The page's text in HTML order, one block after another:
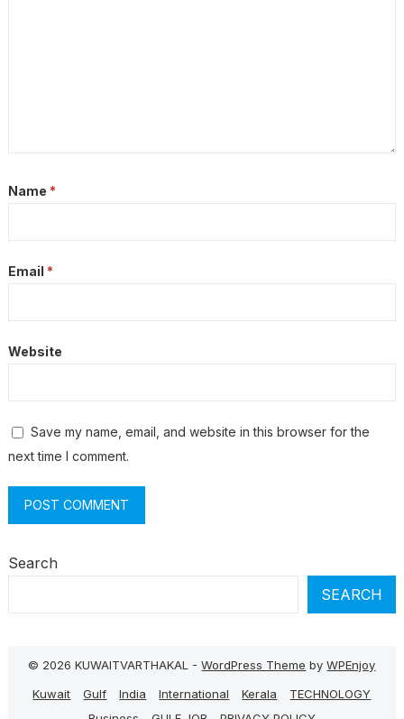
Name *
Email *
Website
Save my name, email, and website in this browser for the
next time I comment.
Search
SEARCH
© 2026 KUWAITVARTHAKAL -WordPress Theme byWPEnjoy
Kuwait
Gulf India International Kerala
TECHNOLOGY